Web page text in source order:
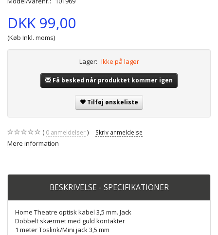
DKK 99,00
(Køb Inkl. moms)
Lager: Ikke på lager
Få besked når produktet kommer igen
Tilføj ønskeliste
0 anmeldelser Skriv anmeldelse
Mere information
BESKRIVELSE - SPECIFIKATIONER
Home Theatre optisk kabel 3,5 mm. Jack
Dobbelt skærmet med guld kontakter
1 meter Toslink/Mini jack 3,5 mm